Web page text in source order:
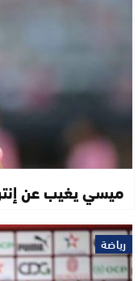
ميسي يغيب عن
رياضة